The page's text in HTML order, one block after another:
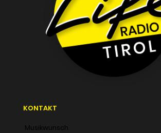
KONTAKT
Musikwunsch